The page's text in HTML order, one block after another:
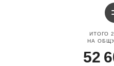
ИТОГО 2
НА
52